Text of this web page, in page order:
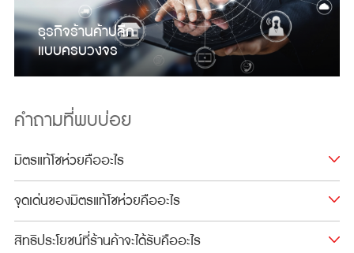
ธุรกิจร้านค้าปลีก
แบบครบวงจร
คำถามที่พบบ่อย
มิตรแท้โชห่วยคืออะไร
จุดเด่นของมิตรแท้โชห่วยคืออะไร​
สิทธิประโยชน์ที่ร้านค้าจะได้รับคืออะไร